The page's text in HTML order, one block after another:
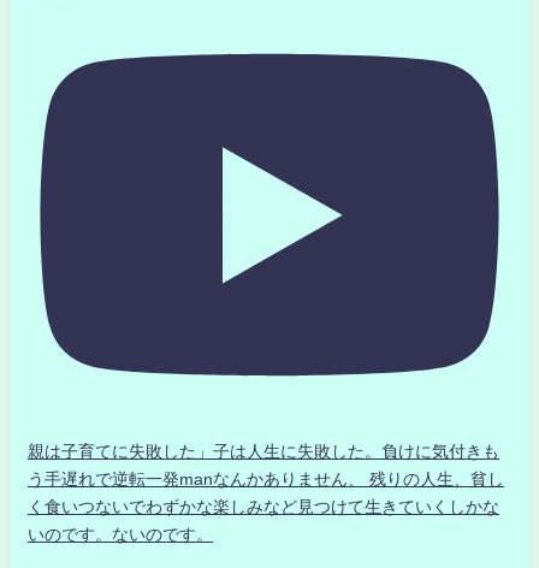
親は子育てに失敗した」子は人生に失敗した。負けに気付きも
う手遅れで逆転一発manなんかありません、 残りの人生、貧し
く食いつないでわずかな楽しみなど見つけて生きていくしかな
いのです。ないのです。